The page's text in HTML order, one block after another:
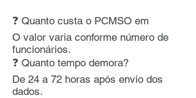
❓ Quanto custa o PCMSO em
O valor varia conforme número de
funcionários.
❓ Quanto tempo demora?
De 24 a 72 horas após envio dos
dados.